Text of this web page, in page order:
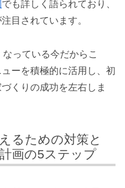
でも詳しく語られており、
目されています。
っている今だからこ
ーを積極的に活用し、初
くりの成功を左右しま
るための対策と
画の5ステップ